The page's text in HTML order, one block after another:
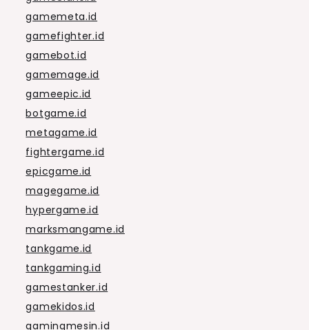
gamemeta.id
gamefighter.id
gamebot.id
gamemage.id
gameepic.id
botgame.id
metagame.id
fightergame.id
epicgame.id
magegame.id
hypergame.id
marksmangame.id
tankgame.id
tankgaming.id
gamestanker.id
gamekidos.id
gamingmesin.id